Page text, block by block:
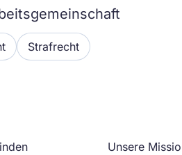
Strafrecht
Unsere